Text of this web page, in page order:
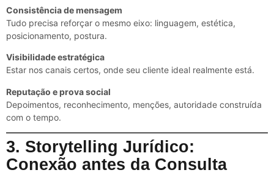
Consistência de mensagem
Tudo precisa reforçar o mesmo eixo: linguagem, estética,
posicionamento, postura.
Visibilidade estratégica
Estar nos canais certos, onde seu cliente ideal realmente está.
Reputação e prova social
Depoimentos, reconhecimento, menções, autoridade construída
com o tempo.
3. Storytelling Jurídico:
Conexão antes da Consulta